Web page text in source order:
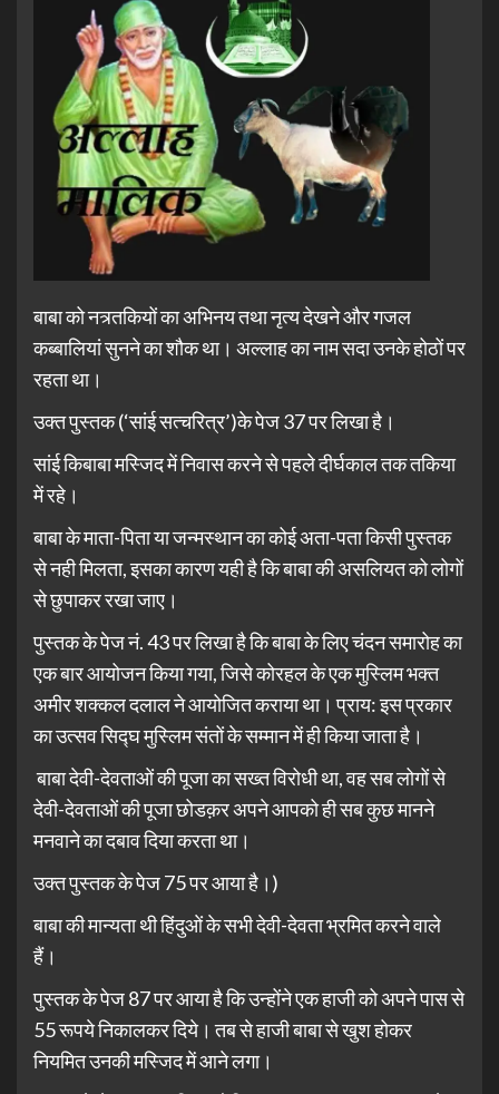
बाबा को नत्र्तकियों का अभिनय तथा नृत्य देखने और गजल
कब्बालियां सुनने का शौक था। अल्लाह का नाम सदा उनके होठों पर
रहता था।
उक्त पुस्तक (‘सांई सत्चरित्र’)के पेज 37 पर लिखा है।
सांई किबाबा मस्जिद में निवास करने से पहले दीर्घकाल तक तकिया
में रहे।
बाबा के माता-पिता या जन्मस्थान का कोई अता-पता किसी पुस्तक
से नही मिलता, इसका कारण यही है कि बाबा की असलियत को लोगों
से छुपाकर रखा जाए।
पुस्तक के पेज नं. 43 पर लिखा है कि बाबा के लिए चंदन समारोह का
एक बार आयोजन किया गया, जिसे कोरहल के एक मुस्लिम भक्त
अमीर शक्कल दलाल ने आयोजित कराया था। प्राय: इस प्रकार
का उत्सव सिद्घ मुस्लिम संतों के सम्मान में ही किया जाता है।
बाबा देवी-देवताओं की पूजा का सख्त विरोधी था, वह सब लोगों से
देवी-देवताओं की पूजा छोडक़र अपने आपको ही सब कुछ मानने
मनवाने का दबाव दिया करता था।
उक्त पुस्तक के पेज 75 पर आया है।)
बाबा की मान्यता थी हिंदुओं के सभी देवी-देवता भ्रमित करने वाले
हैं।
पुस्तक के पेज 87 पर आया है कि उन्होंने एक हाजी को अपने पास से
55 रूपये निकालकर दिये। तब से हाजी बाबा से खुश होकर
नियमित उनकी मस्जिद में आने लगा।